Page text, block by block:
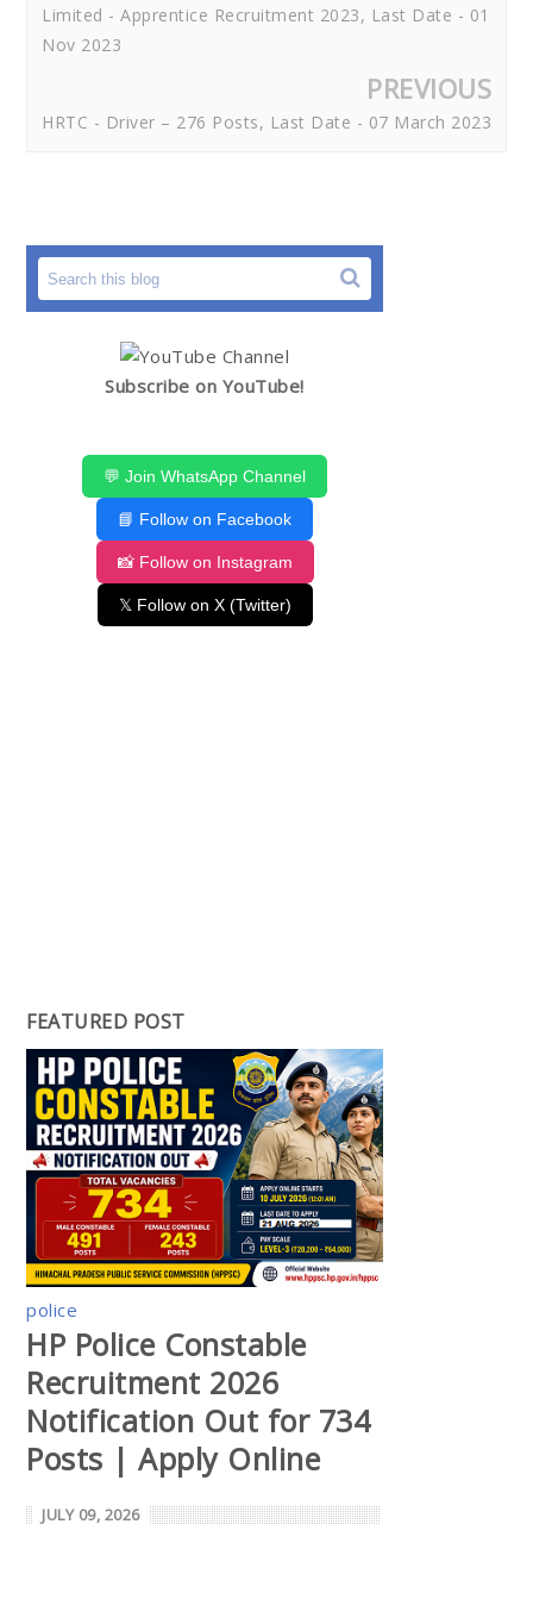
Limited - Apprentice Recruitment 2023, Last Date - 01
Nov 2023
PREVIOUS
HRTC - Driver – 276 Posts, Last Date - 07 March 2023
Subscribe on YouTube!
💬 Join WhatsApp Channel
📘 Follow on Facebook
📸 Follow on Instagram
𝕏 Follow on X (Twitter)
FEATURED POST
police
HP Police Constable
Recruitment 2026
Notification Out for 734
Posts | Apply Online
JULY 09, 2026